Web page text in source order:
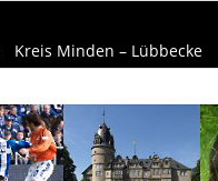
Kreis Minden – Lübbecke